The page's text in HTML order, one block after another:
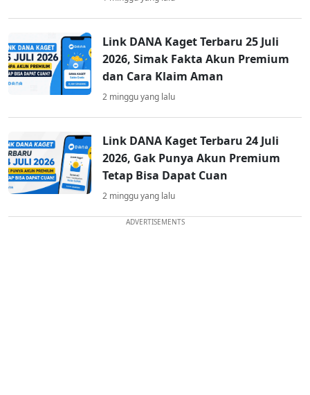
Link DANA Kaget Terbaru 25 Juli
2026, Simak Fakta Akun Premium
dan Cara Klaim Aman
2 minggu yang lalu
Link DANA Kaget Terbaru 24 Juli
2026, Gak Punya Akun Premium
Tetap Bisa Dapat Cuan
2 minggu yang lalu
ADVERTISEMENTS